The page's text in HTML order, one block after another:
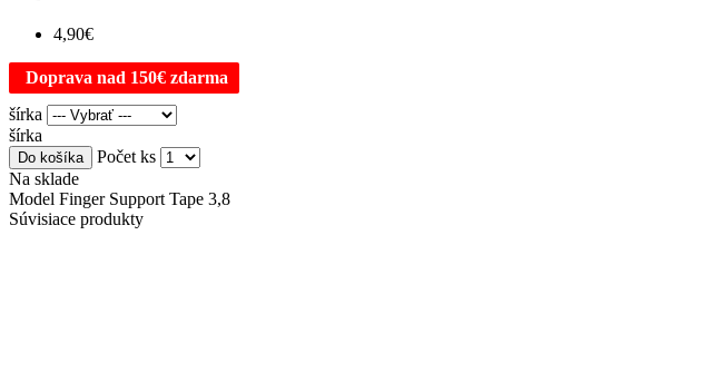
4,90€
Doprava nad 150€ zdarma
šírka
šírka
Do košíka
Počet ks
Na sklade
Model Finger Support Tape 3,8
Súvisiace produkty